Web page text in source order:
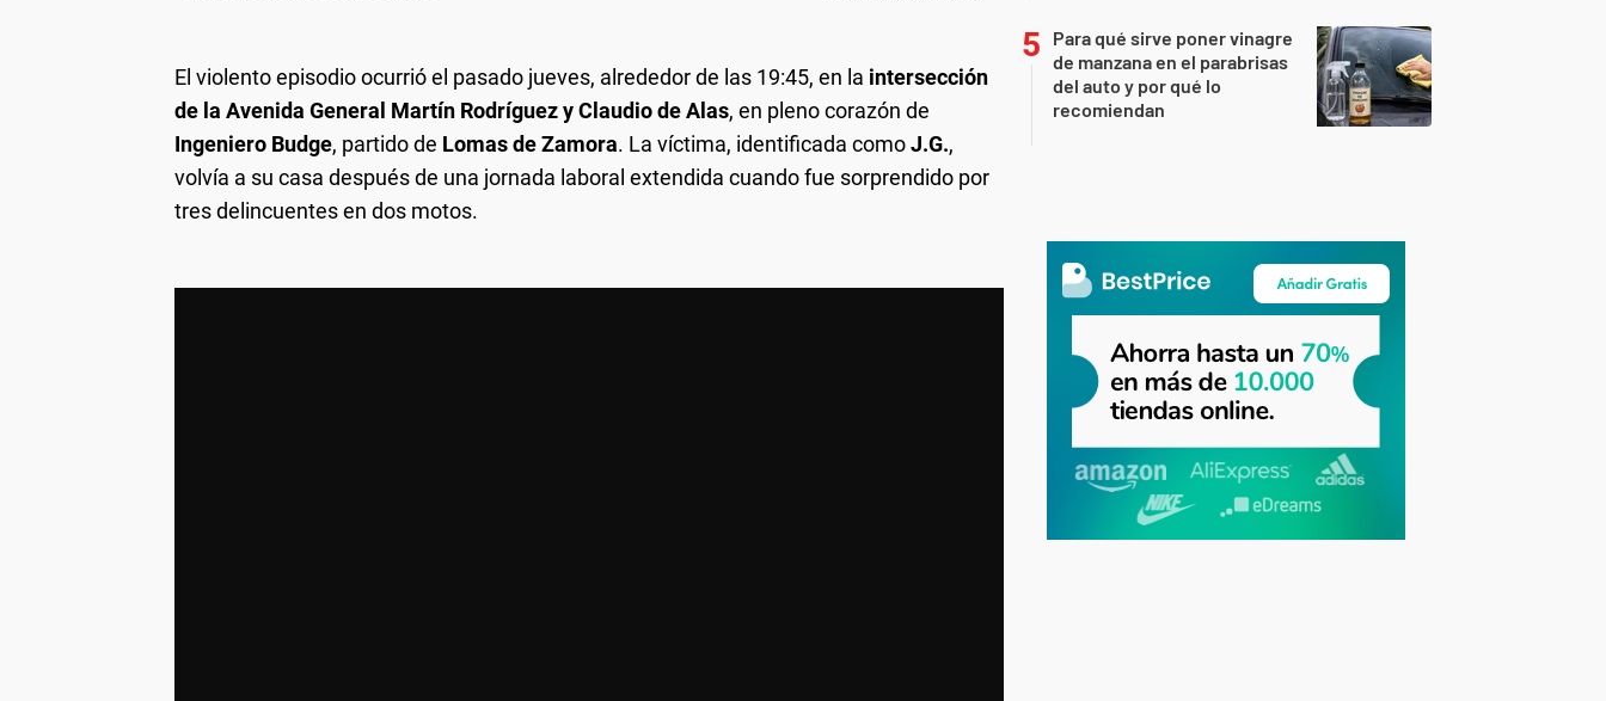
El violento episodio ocurrió el pasado jueves, alrededor de las 19:45, en la intersección
de la Avenida General Martín Rodríguez y Claudio de Alas, en pleno corazón de
Ingeniero Budge, partido de Lomas de Zamora. La víctima, identificada comoJ.G.,
volvía a su casa después de una jornada laboral extendida cuando fue sorprendido por
tres delincuentes en dos motos.
Para qué sirve poner vinagre
de manzana en el parabrisas
del auto y por qué lo
recomiendan